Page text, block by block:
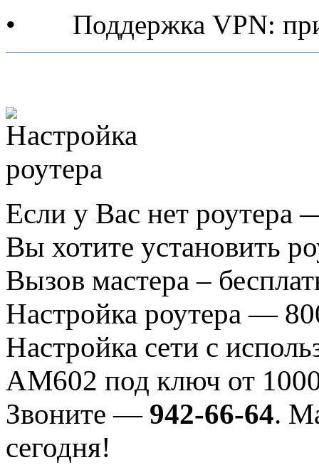
• Поддержка VPN:
Если у Вас нет роутера
Вы хотите установить
Вызов мастера –
Настройка роутера —
Настройка сети с
AM602 под ключ от
Звоните — 942-66-64.
сегодня!